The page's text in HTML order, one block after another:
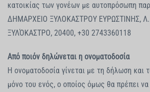
κατοικίας των γονέων με αυτοπρόσωπη
ΔΗΜΑΡΧΕΙΟ ΞΥΛΟΚΑΣΤΡΟΥ ΕΥΡΩΣΤΙΝΗΣ,
ΞΥΛΌΚΑΣΤΡΟ, 20400, +30 2743360118
Από ποιόν δηλώνεται η ονοματοδοσία
Η ονοματοδοσία γίνεται με τη δήλωση και
μόνο του ενός, ο οποίος όμως θα πρέπει